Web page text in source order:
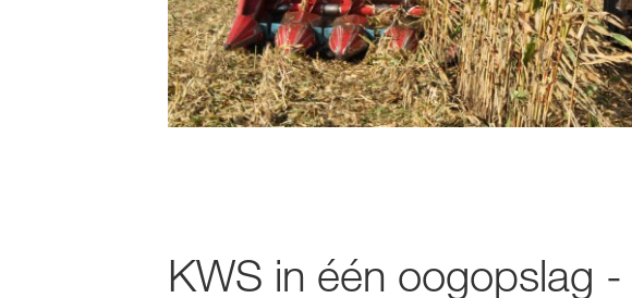
KWS in één oogopslag